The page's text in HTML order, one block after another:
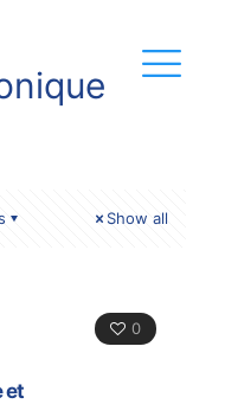
Show all
0
et